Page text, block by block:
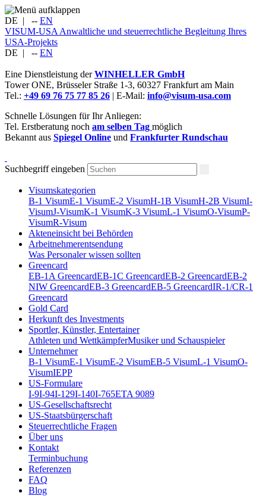
DE | -- EN
VISUM-USA Anwaltliche und steuerrechtliche Begleitung Ihres
USA-Projekts
DE | -- EN
Eine Dienstleistung derWINHELLER GmbH
Tower ONE, Brüsseler Straße 1-3, 60327 Frankfurt am Main
Tel.: +49 69 76 75 77 85 26 | E-Mail: info@visum-usa.com
Schnelle Lösungen für Ihr Anliegen:
Tel. Erstberatung noch am selben Tag möglich
Bekannt aus Spiegel Online und Frankfurter Rundschau
Suchbegriff eingeben
Visumskategorien
B-1 VisumE-1 VisumE-2 VisumH-1B VisumH-2B VisumI-
VisumJ-VisumK-1 VisumK-3 VisumL-1 VisumO-VisumP-
VisumR-Visum
Akteneinsicht bei Behörden
Arbeitnehmerentsendung
Was Personaler wissen sollten
Greencard
EB-1A GreencardEB-1C GreencardEB-2 GreencardEB-2
NIW GreencardEB-3 GreencardEB-5 GreencardIR-1/CR-1
Greencard
Gold Card
Herkunft des Investments
Sportler, Künstler, Entertainer
Athleten und WettkämpferMusiker und Schauspieler
Unternehmer
B-1 VisumE-1 VisumE-2 VisumEB-5 VisumL-1 VisumO-
VisumIEPP
US-Formulare
I-9I-94I-129I-140I-765ETA 9089
US-Gesellschaftsrecht
US-Staatsbürgerschaft
Steuerrechtliche Fragen
Über uns
Kontakt
Terminbuchung
Referenzen
FAQ
Blog